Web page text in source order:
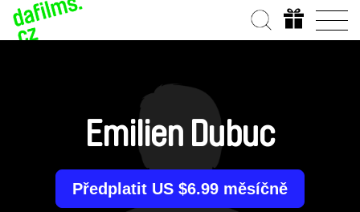
Emilien Dubuc
Předplatit US $6.99 měsíčně